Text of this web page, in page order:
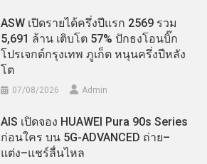
ASW เปิดรายได้ครึ่งปีแรก 2569 รวม
5,691 ล้าน เติบโต 57% ปักธงโอนบิ๊ก
โปรเจกต์กรุงเทพ ภูเก็ต หนุนครึ่งปีหลัง
โต
07/08/2026 Admin
AIS เปิดจอง HUAWEI Pura 90s Series
ก่อนใคร บน 5G-ADVANCED ถ่าย–
แต่ง–แชร์ลื่นไหล